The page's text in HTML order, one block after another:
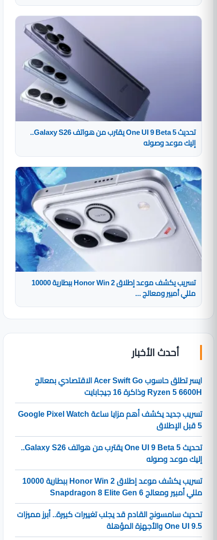
تحديث One UI 9 Beta 5 يقترب من هواتف Galaxy S26..
إليك موعد وصوله
تسريب يكشف موعد إطلاق Honor Win 2 ببطارية 10000
مللي أمبير ومعالج ...
أحدث الأخبار
ايسر تطلق حاسوب Acer Swift Go الاقتصادي بمعالج
Ryzen 5 6600H وذاكرة 16 جيجابايت
تسريب جديد يكشف أهم مزايا ساعة Google Pixel Watch
5 قبل الإطلاق
تحديث One UI 9 Beta 5 يقترب من هواتف Galaxy S26..
إليك موعد وصوله
تسريب يكشف موعد إطلاق Honor Win 2 ببطارية 10000
مللي أمبير ومعالج Snapdragon 8 Elite Gen 6
تحديث سامسونج القادم قد يجلب تغييرات كبيرة.. أبرز مميزات
One UI 9.5 والأجهزة المؤهلة